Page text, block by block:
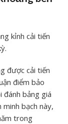
kỉnh cải tiến
được cải tiến
điểm bảo
đánh bảng giá
bạch này,
trong